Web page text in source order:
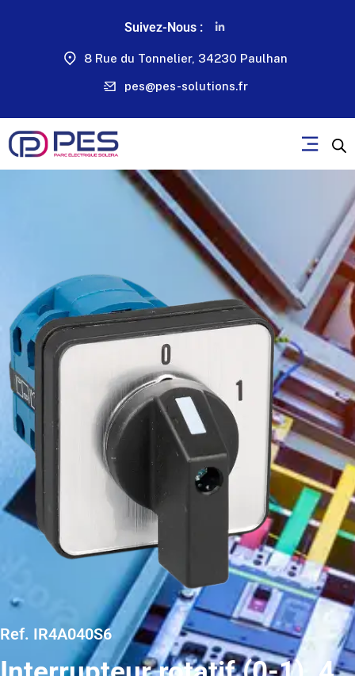
Suivez-Nous :
8 Rue du Tonnelier, 34230 Paulhan
pes@pes-solutions.fr
Ref. IR4A040S6